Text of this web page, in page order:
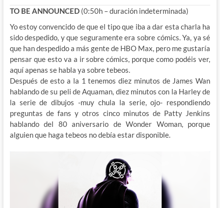
TO BE ANNOUNCED(0:50h – duración indeterminada)
Yo estoy convencido de que el tipo que iba a dar esta charla ha
sido despedido, y que seguramente era sobre cómics. Ya, ya sé
que han despedido a más gente de HBO Max, pero me gustaría
pensar que esto va a ir sobre cómics, porque como podéis ver,
aquí apenas se habla ya sobre tebeos.
Después de esto a la 1 tenemos diez minutos de James Wan
hablando de su peli de Aquaman, diez minutos con la Harley de
la serie de dibujos -muy chula la serie, ojo- respondiendo
preguntas de fans y otros cinco minutos de Patty Jenkins
hablando del 80 aniversario de Wonder Woman, porque
alguien que haga tebeos no debía estar disponible.